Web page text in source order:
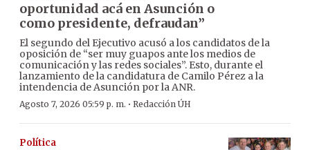
oportunidad acá en Asunción o
como presidente, defraudan”
El segundo del Ejecutivo acusó a los candidatos de la
oposición de “ser muy guapos ante los medios de
comunicación y las redes sociales”. Esto, durante el
lanzamiento de la candidatura de Camilo Pérez a la
intendencia de Asunción por la ANR.
Agosto 7, 2026 05:59 p. m. · Redacción ÚH
Política